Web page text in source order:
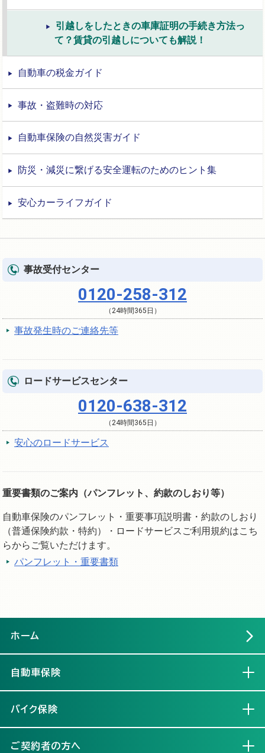
引越しをしたときの車庫証明の手続き方法っ
て？賃貸の引越しについても解説！
自動車の税金ガイド
事故・盗難時の対応
自動車保険の自然災害ガイド
防災・減災に繋げる安全運転のためのヒント集
安心カーライフガイド
事故受付センター
0120-258-312
（24時間365日）
事故発生時のご連絡先等
ロードサービスセンター
0120-638-312
（24時間365日）
安心のロードサービス
重要書類のご案内（パンフレット、約款のしおり等）
自動車保険のパンフレット・重要事項説明書・約款のしおり
（普通保険約款・特約）・ロードサービスご利用規約はこち
らからご覧いただけます。
パンフレット・重要書類
ホーム
自動車保険
バイク保険
ご契約者の方へ